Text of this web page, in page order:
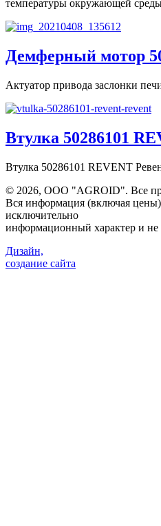
температуры окружающей среды
Демферный мотор
Актуатор привода заслонки
Втулка 50286101
Втулка 50286101 REVENT
© 2026, ООО "AGROID". Все
Вся информация (включая цены)
исключительно
информационный характер и не
Дизайн,
создание сайта